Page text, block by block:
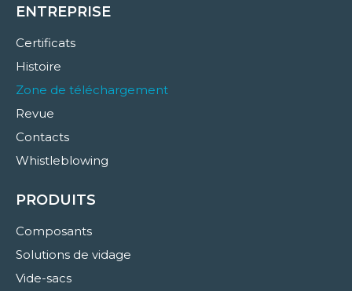
ENTREPRISE
Certificats
Histoire
Zone de téléchargement
Revue
Contacts
Whistleblowing
PRODUITS
Composants
Solutions de vidage
Vide-sacs